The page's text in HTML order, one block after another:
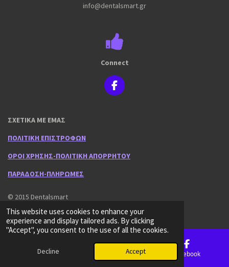
This website uses cookies to enhance your
experience and display tailored ads. By clicking
"Accept", you consent to the use of all the cookies.
Decline Accept
info@dentalsmart.gr
Connect
F
a
k
ΣΧΕΤΙΚΑ ΜΕ ΕΜΑΣ
ΠΟΛΙΤΙΚΗ ΕΠΙΣΤΡΟΦΩΝ
ΟΡΟΙ ΧΡΗΣΗΣ-ΠΟΛΙΤΙΚΗ ΑΠΟΡΡΗΤΟΥ
ΠΑΡΑΔΟΣΗ-ΠΛΗΡΩΜΕΣ
© 2015 Dentalsmart
Powered by Webador
Email Facebook